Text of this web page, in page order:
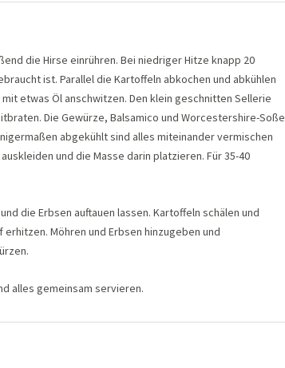
die Hirse einrühren. Bei niedriger Hitze knapp 20
ist. Parallel die Kartoffeln abkochen und abkühlen
etwas Öl anschwitzen. Den klein geschnitten Sellerie
Die Gewürze, Balsamico und Worcestershire-Soße
abgekühlt sind alles miteinander vermischen
und die Masse darin platzieren. Für 35-40
die Erbsen auftauen lassen. Kartoffeln schälen und
Möhren und Erbsen hinzugeben und
alles gemeinsam servieren.